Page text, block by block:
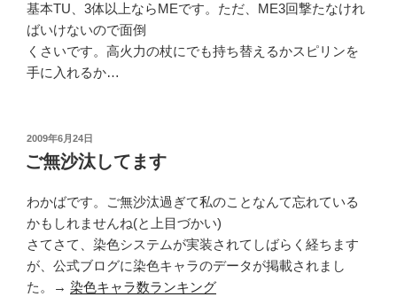
基本TU、3体以上ならMEです。ただ、ME3回撃たなけれ
ばいけないので面倒
くさいです。高火力の杖にでも持ち替えるかスピリンを
手に入れるか…
投
稿
日:
2009年6月24日
ご無沙汰してます
わかばです。ご無沙汰過ぎて私のことなんて忘れている
かもしれませんね(と上目づかい)
さてさて、染色システムが実装されてしばらく経ちます
が、公式ブログに染色キャラのデータが掲載されまし
た。→ 染色キャラ数ランキング